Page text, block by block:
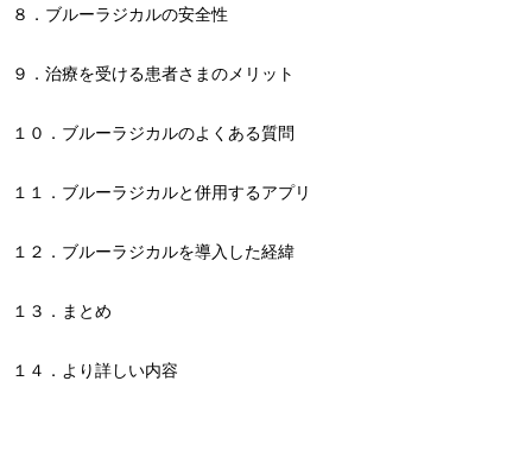
８．ブルーラジカルの安全性
９．治療を受ける患者さまのメリット
１０．ブルーラジカルのよくある質問
１１．ブルーラジカルと併用するアプリ
１２．ブルーラジカルを導入した経緯
１３．まとめ
１４．より詳しい内容